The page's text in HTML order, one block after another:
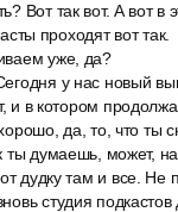
Вот так вот. А вот
проходят вот так.
уже, да?
у нас новый
и в котором
да, то, что ты
ты думаешь, может,
дудку там и все.
студия